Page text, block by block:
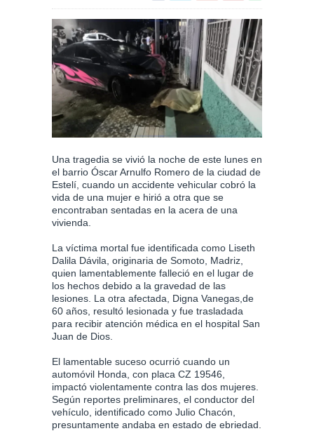
Una tragedia se vivió la noche de este lunes en
el barrio Óscar Arnulfo Romero de la ciudad de
Estelí, cuando un accidente vehicular cobró la
vida de una mujer e hirió a otra que se
encontraban sentadas en la acera de una
vivienda.
La víctima mortal fue identificada como Liseth
Dalila Dávila, originaria de Somoto, Madriz,
quien lamentablemente falleció en el lugar de
los hechos debido a la gravedad de las
lesiones. La otra afectada, Digna Vanegas,de
60 años, resultó lesionada y fue trasladada
para recibir atención médica en el hospital San
Juan de Dios.
El lamentable suceso ocurrió cuando un
automóvil Honda, con placa CZ 19546,
impactó violentamente contra las dos mujeres.
Según reportes preliminares, el conductor del
vehículo, identificado como Julio Chacón,
presuntamente andaba en estado de ebriedad.